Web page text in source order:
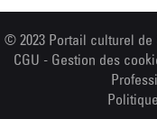
© 2023 Portail culturel
CGU - Gestion des